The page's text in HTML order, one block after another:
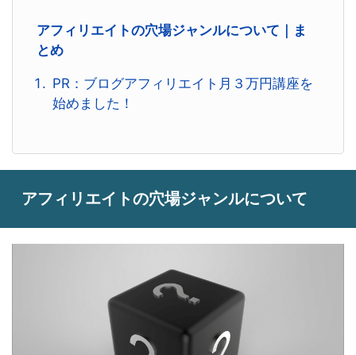
アフィリエイトの穴場ジャンルについて｜ま
とめ
PR：ブログアフィリエイト月３万円講座を
始めました！
アフィリエイトの穴場ジャンルについて